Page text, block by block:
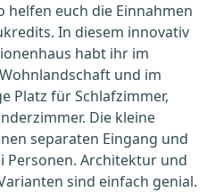
helfen euch die Einnahmen
In diesem innovativ
habt ihr im
und im
Platz für Schlafzimmer,
Die kleine
separaten Eingang und
Personen. Architektur und
sind einfach genial.